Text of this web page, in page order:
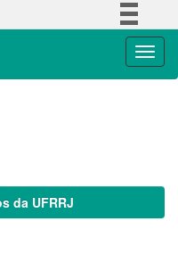
da UFRRJ